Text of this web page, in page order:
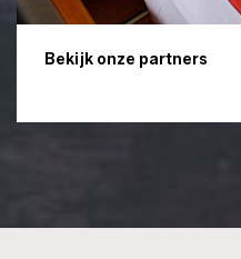
Bekijk onze partners